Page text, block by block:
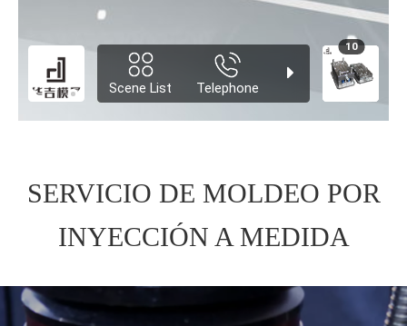
SERVICIO DE MOLDEO POR
INYECCIÓN A MEDIDA